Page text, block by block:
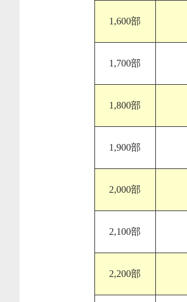
1,600部
1,700部
1,800部
1,900部
2,000部
2,100部
2,200部